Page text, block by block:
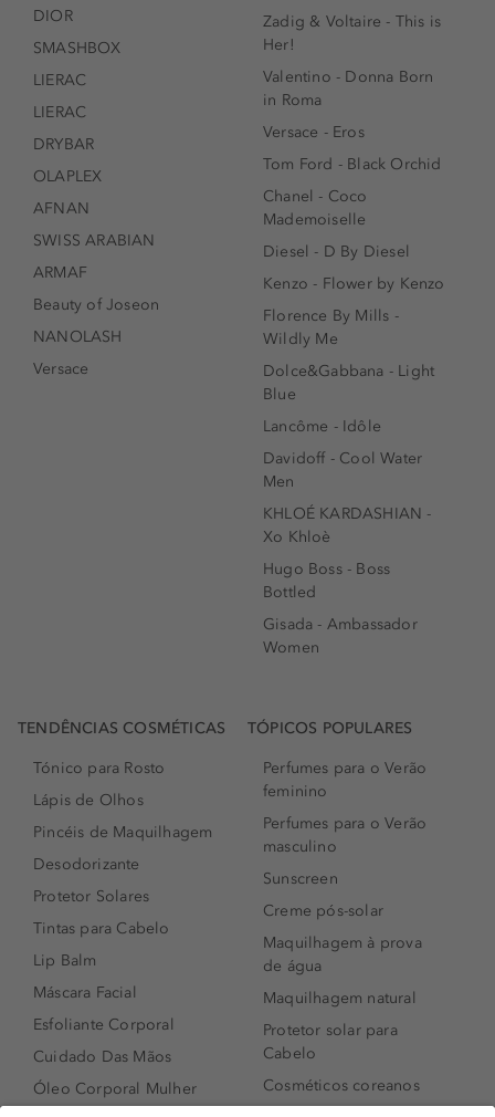
DIOR
SMASHBOX
LIERAC
LIERAC
DRYBAR
OLAPLEX
AFNAN
SWISS ARABIAN
ARMAF
Beauty of Joseon
NANOLASH
Versace
Zadig & Voltaire - This is
Her!
Valentino - Donna Born
in Roma
Versace - Eros
Tom Ford - Black Orchid
Chanel - Coco
Mademoiselle
Diesel - D By Diesel
Kenzo - Flower by Kenzo
Florence By Mills -
Wildly Me
Dolce&Gabbana - Light
Blue
Lancôme - Idôle
Davidoff - Cool Water
Men
KHLOÉ KARDASHIAN -
Xo Khloè
Hugo Boss - Boss
Bottled
Gisada - Ambassador
Women
TENDÊNCIAS COSMÉTICAS
Tónico para Rosto
Lápis de Olhos
Pincéis de Maquilhagem
Desodorizante
Protetor Solares
Tintas para Cabelo
Lip Balm
Máscara Facial
Esfoliante Corporal
Cuidado Das Mãos
Óleo Corporal Mulher
TÓPICOS POPULARES
Perfumes para o Verão
feminino
Perfumes para o Verão
masculino
Sunscreen
Creme pós-solar
Maquilhagem à prova
de água
Maquilhagem natural
Protetor solar para
Cabelo
Cosméticos coreanos